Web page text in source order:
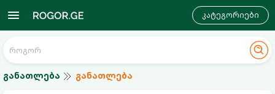
კატეგორიები
განათლება განათლება